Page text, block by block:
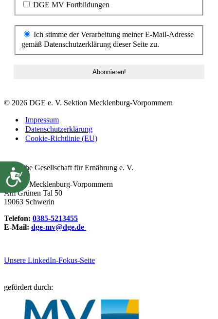
Barrierefreiheit
DGE MV Fortbildungen
Ich stimme der Verarbeitung meiner E-Mail-Adresse
gemäß Datenschutzerklärung dieser Seite zu.
© 2026 DGE e. V. Sektion Mecklenburg-Vorpommern
Impressum
Datenschutzerklärung
Cookie-Richtlinie (EU)
Deutsche Gesellschaft für Ernährung e. V.
Sektion Mecklenburg-Vorpommern
Am Grünen Tal 50
19063 Schwerin
Telefon: 0385-5213455
E-Mail: dge-mv@dge.de
Unsere LinkedIn-Fokus-Seite
gefördert durch: